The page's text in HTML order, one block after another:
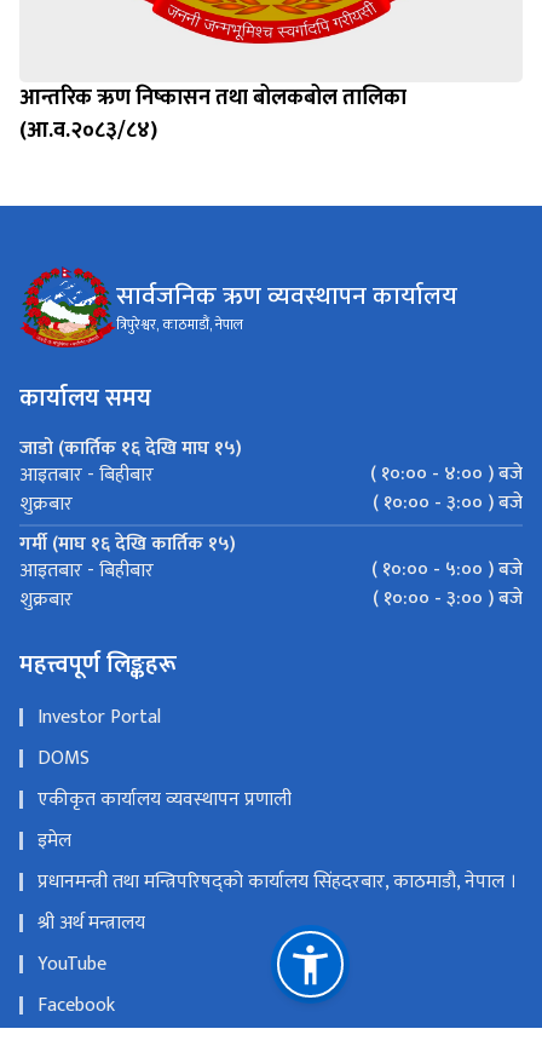
आन्तरिक ऋण निष्कासन तथा बोलकबोल तालिका
(आ.व.२०८३/८४)
सार्वजनिक ऋण व्यवस्थापन कार्यालय
त्रिपुरेश्वर, काठमाडौं, नेपाल
कार्यालय समय
जाडो (कार्तिक १६ देखि माघ १५)
आइतबार - बिहीबार
( १०:०० - ४:०० ) बजे
शुक्रबार
( १०:०० - ३:०० ) बजे
गर्मी (माघ १६ देखि कार्तिक १५)
आइतबार - बिहीबार
( १०:०० - ५:०० ) बजे
शुक्रबार
( १०:०० - ३:०० ) बजे
महत्त्वपूर्ण लिङ्कहरू
Investor Portal
DOMS
एकीकृत कार्यालय व्यवस्थापन प्रणाली
इमेल
प्रधानमन्त्री तथा मन्त्रिपरिषद्को कार्यालय सिंहदरबार, काठमाडौ, नेपाल ।
श्री अर्थ मन्त्रालय
YouTube
Facebook